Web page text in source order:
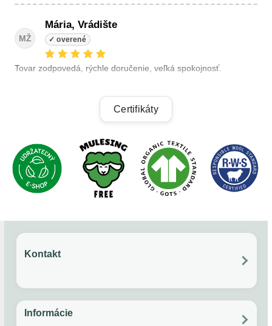
MŽ
Mária, Vrádište
Tovar zodpovedá, rýchle doručenie, veľká spokojnosť.
Linda, Veľký Krtíš
+ kvalitné výrobky, + výhodné ceny, +rýchle dodanie.
AB
Alzbeta, Zatin
Overený zákazník
Rýchlosť.
Certifikáty
Kontakt
Email: papuckaren@gmail.com
Informácie